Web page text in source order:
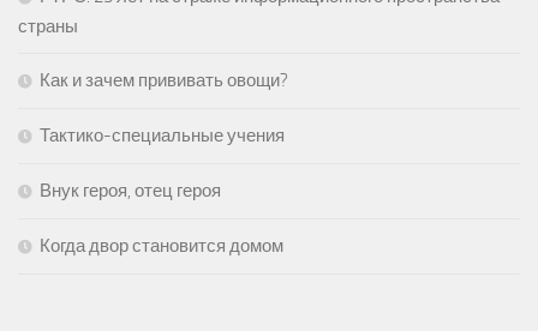
страны
Как и зачем прививать овощи?
Тактико-специальные учения
Внук героя, отец героя
Когда двор становится домом